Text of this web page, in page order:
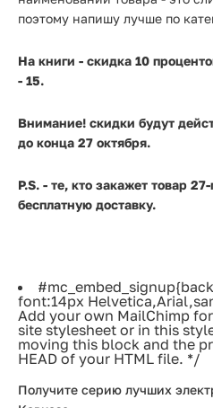
поэтому напишу лучше по
На книги - скидка 10
- 15.
Внимание! скидки будут
до конца 27 октября.
P.S. - те, кто закажет товар
бесплатную доставку.
font:14px
Add your own MailChimp
site stylesheet or in this
moving this block and the
HEAD of your HTML file. */
Получите серию лучших